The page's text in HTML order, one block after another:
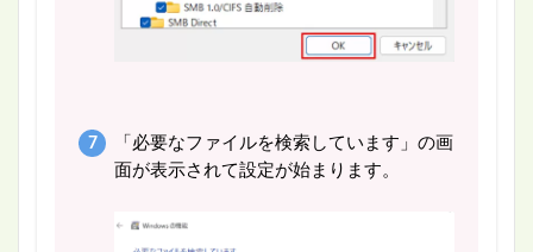
「必要なファイルを検索しています」の画
面が表示されて設定が始まります。